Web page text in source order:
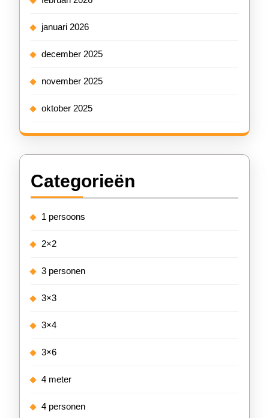
januari 2026
december 2025
november 2025
oktober 2025
Categorieën
1 persoons
2×2
3 personen
3×3
3×4
3×6
4 meter
4 personen